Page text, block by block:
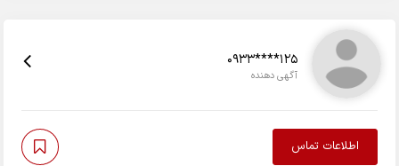
0933****125
آگهی دهنده
اطلاعات تماس